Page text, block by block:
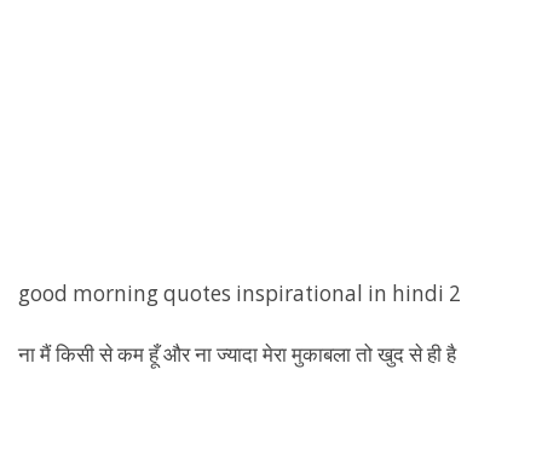
good morning quotes inspirational in hindi 2
ना मैं किसी से कम हूँ और ना ज्यादा मेरा मुकाबला तो खुद से ही है